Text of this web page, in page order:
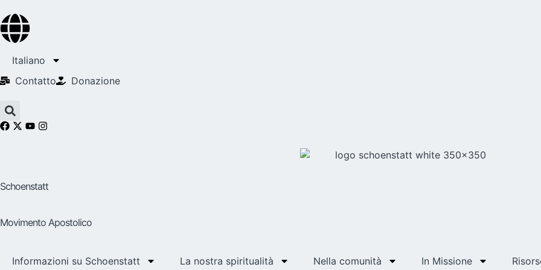
Italiano
Contatto
Donazione
Schoenstatt
Movimento Apostolico
Informazioni su Schoenstatt La nostra spiritualità Nella comunità In Missione